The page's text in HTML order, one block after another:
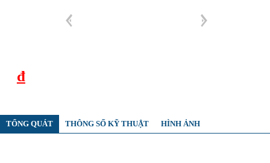
đ
TỔNG QUÁT THÔNG SỐ KỸ THUẬT HÌNH ẢNH